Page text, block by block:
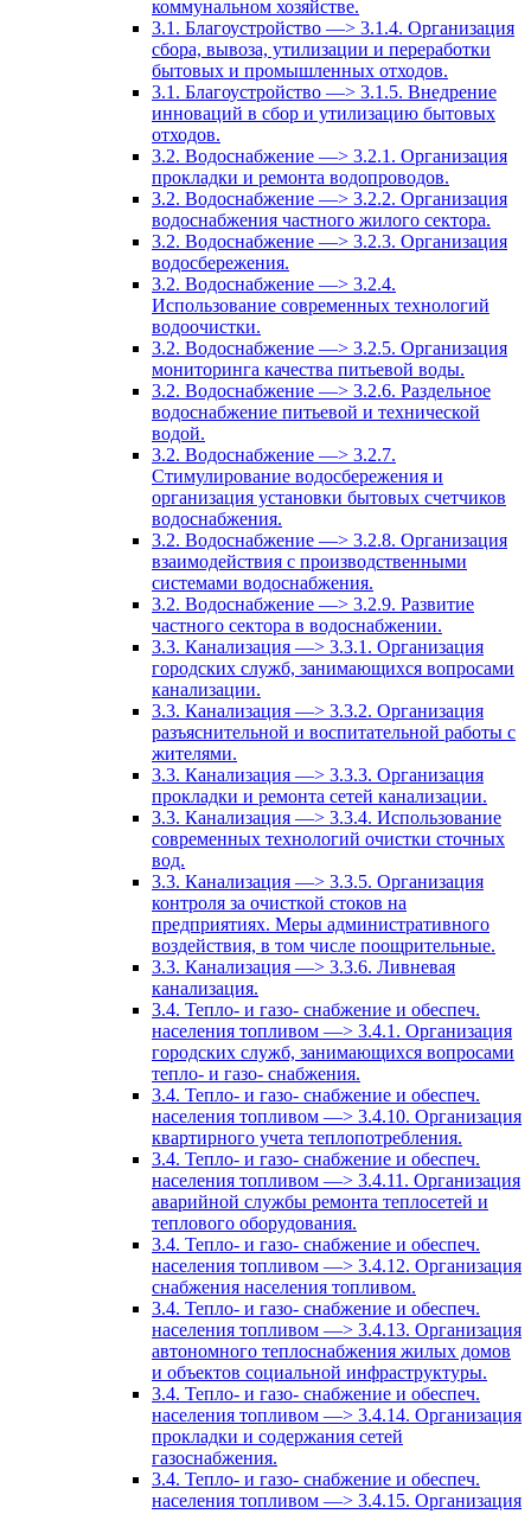
коммунальном хозяйстве.
3.1. Благоустройство —> 3.1.4. Организация
сбора, вывоза, утилизации и переработки
бытовых и промышленных отходов.
3.1. Благоустройство —> 3.1.5. Внедрение
инноваций в сбор и утилизацию бытовых
отходов.
3.2. Водоснабжение —> 3.2.1. Организация
прокладки и ремонта водопроводов.
3.2. Водоснабжение —> 3.2.2. Организация
водоснабжения частного жилого сектора.
3.2. Водоснабжение —> 3.2.3. Организация
водосбережения.
3.2. Водоснабжение —> 3.2.4.
Использование современных технологий
водоочистки.
3.2. Водоснабжение —> 3.2.5. Организация
мониторинга качества питьевой воды.
3.2. Водоснабжение —> 3.2.6. Раздельное
водоснабжение питьевой и технической
водой.
3.2. Водоснабжение —> 3.2.7.
Стимулирование водосбережения и
организация установки бытовых счетчиков
водоснабжения.
3.2. Водоснабжение —> 3.2.8. Организация
взаимодействия с производственными
системами водоснабжения.
3.2. Водоснабжение —> 3.2.9. Развитие
частного сектора в водоснабжении.
3.3. Канализация —> 3.3.1. Организация
городских служб, занимающихся вопросами
канализации.
3.3. Канализация —> 3.3.2. Организация
разъяснительной и воспитательной работы с
жителями.
3.3. Канализация —> 3.3.3. Организация
прокладки и ремонта сетей канализации.
3.3. Канализация —> 3.3.4. Использование
современных технологий очистки сточных
вод.
3.3. Канализация —> 3.3.5. Организация
контроля за очисткой стоков на
предприятиях. Меры административного
воздействия, в том числе поощрительные.
3.3. Канализация —> 3.3.6. Ливневая
канализация.
3.4. Тепло- и газо- снабжение и обеспеч.
населения топливом —> 3.4.1. Организация
городских служб, занимающихся вопросами
тепло- и газо- снабжения.
3.4. Тепло- и газо- снабжение и обеспеч.
населения топливом —> 3.4.10. Организация
квартирного учета теплопотребления.
3.4. Тепло- и газо- снабжение и обеспеч.
населения топливом —> 3.4.11. Организация
аварийной службы ремонта теплосетей и
теплового оборудования.
3.4. Тепло- и газо- снабжение и обеспеч.
населения топливом —> 3.4.12. Организация
снабжения населения топливом.
3.4. Тепло- и газо- снабжение и обеспеч.
населения топливом —> 3.4.13. Организация
автономного теплоснабжения жилых домов
и объектов социальной инфраструктуры.
3.4. Тепло- и газо- снабжение и обеспеч.
населения топливом —> 3.4.14. Организация
прокладки и содержания сетей
газоснабжения.
3.4. Тепло- и газо- снабжение и обеспеч.
населения топливом —> 3.4.15. Организация